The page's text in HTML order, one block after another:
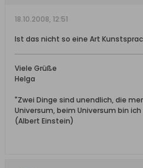
18.10.2008, 12:51
Ist das nicht so eine Art
Viele Grüße
Helga
"Zwei Dinge sind unendlich, die
Universum, beim Universum bin
(Albert Einstein)